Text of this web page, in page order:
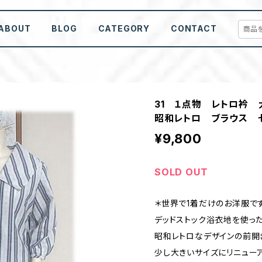
BLOG CATEGORY CONTACT
31 １点物 レトロ衿
昭和レトロ ブラウス
¥9,800
SOLD OUT
＊世界で1着だけのお洋服で
デッドストック浴衣地を使っ
昭和レトロなデザインの前開
少し大きいサイズにリニュー